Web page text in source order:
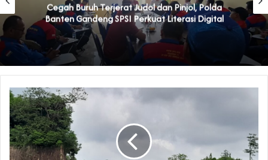
Cegah Buruh Terjerat Judol dan Pinjol, Polda
Banten Gandeng SPSI Perkuat Literasi Digital